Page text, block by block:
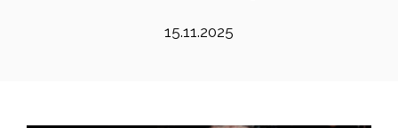
15.11.2025